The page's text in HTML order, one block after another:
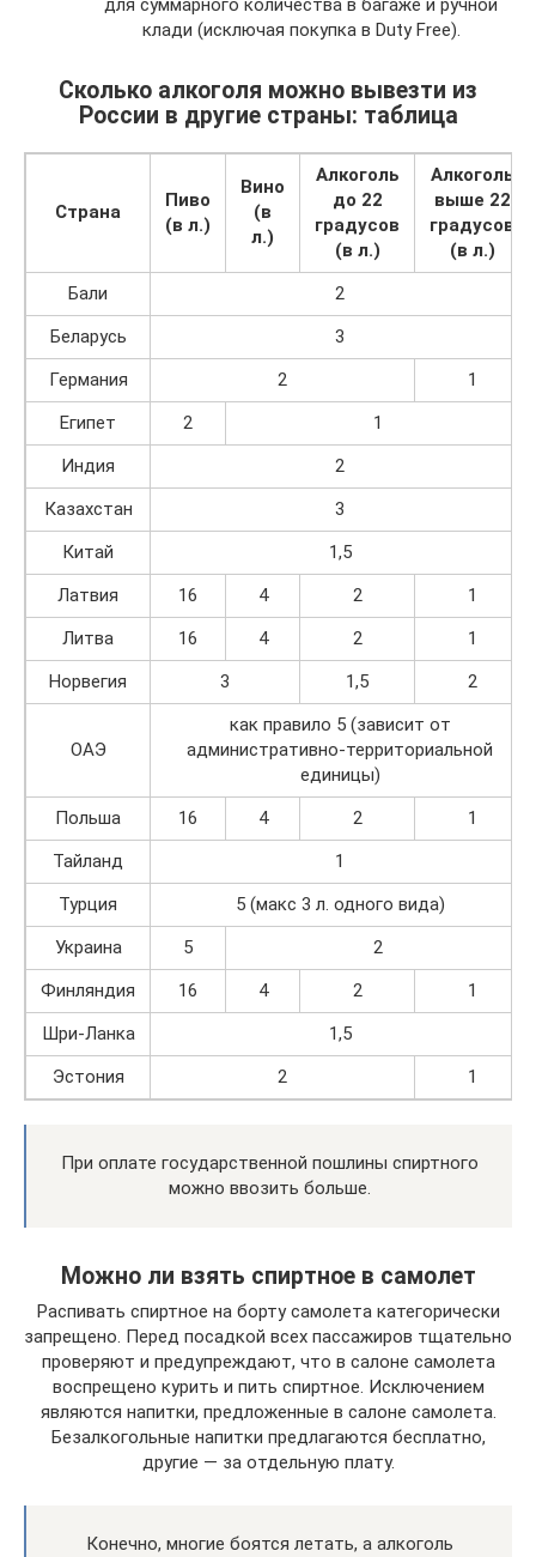
для суммарного количества в багаже и ручной
клади (исключая покупка в Duty Free).
Сколько алкоголя можно вывезти из
России в другие страны: таблица
Страна
Пиво
(в л.)
Вино
(в
л.)
Алкоголь
до 22
градусов
(в л.)
Алкоголь
выше 22
градусов
(в л.)
Бали
2
Беларусь
3
Германия
2
1
Египет
2
1
Индия
2
Казахстан
3
Китай
1,5
Латвия
16 4 2
1
Литва
16 4 2
1
Норвегия
3 1,5 2
ОАЭ
как правило 5 (зависит от
административно-территориальной
единицы)
Польша
16 4 2
1
Тайланд
1
Турция
5 (макс 3 л. одного вида)
Украина
5
2
Финляндия
16 4 2
1
Шри-Ланка
1,5
Эстония
2 1
При оплате государственной пошлины спиртного
можно ввозить больше.
Можно ли взять спиртное в самолет
Распивать спиртное на борту самолета категорически
запрещено. Перед посадкой всех пассажиров тщательно
проверяют и предупреждают, что в салоне самолета
воспрещено курить и пить спиртное. Исключением
являются напитки, предложенные в салоне самолета.
Безалкогольные напитки предлагаются бесплатно,
другие — за отдельную плату.
Конечно, многие боятся летать, а алкоголь